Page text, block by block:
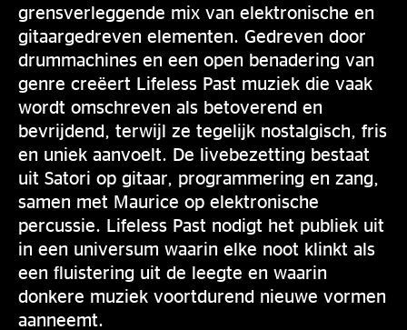
grensverleggende mix van elektronische en
gitaargedreven elementen. Gedreven door
drummachines en een open benadering van
genre creëert Lifeless Past muziek die vaak
wordt omschreven als betoverend en
bevrijdend, terwijl ze tegelijk nostalgisch, fris
en uniek aanvoelt. De livebezetting bestaat
uit Satori op gitaar, programmering en zang,
samen met Maurice op elektronische
percussie. Lifeless Past nodigt het publiek uit
in een universum waarin elke noot klinkt als
een fluistering uit de leegte en waarin
donkere muziek voortdurend nieuwe vormen
aanneemt.